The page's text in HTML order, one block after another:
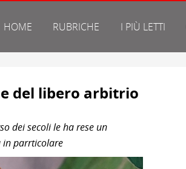
HOME RUBRICHE I PIÙ LETTI
del libero arbitrio
dei secoli le ha rese un
in parrticolare